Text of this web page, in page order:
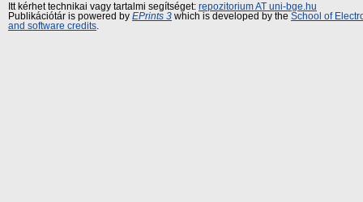
Itt kérhet technikai vagy tartalmi segítséget: repozitorium AT uni-bge.hu
Publikációtár is powered by EPrints 3 which is developed by the School of
and software credits